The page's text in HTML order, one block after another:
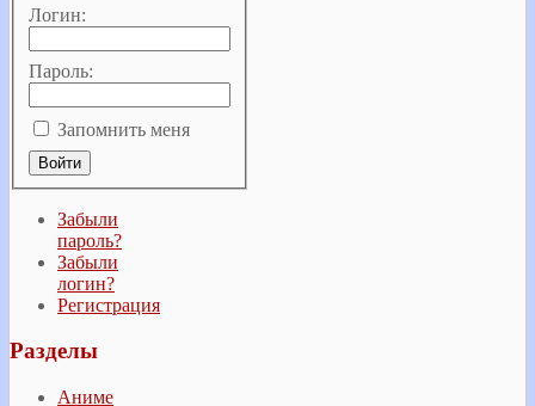
Логин:
Пароль:
Запомнить меня
Забыли
пароль?
Забыли
логин?
Регистрация
Разделы
Аниме